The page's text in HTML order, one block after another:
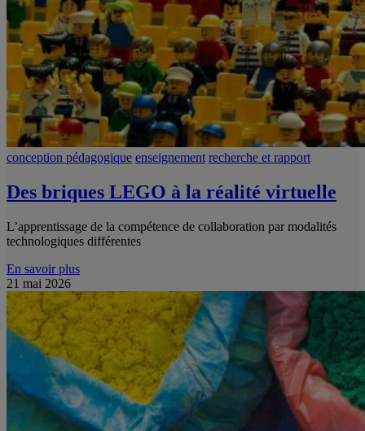
conception pédagogique enseignement recherche et rapport
Des briques LEGO à la réalité virtuelle
L’apprentissage de la compétence de collaboration par modalités
technologiques différentes
En savoir plus
21 mai 2026